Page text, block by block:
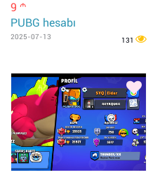
9 m
PUBG hesabı
2025-07-13 131